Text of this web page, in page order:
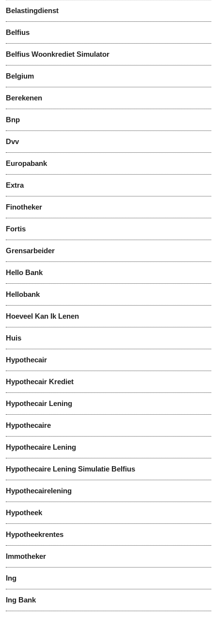
Belastingdienst
Belfius
Belfius Woonkrediet Simulator
Belgium
Berekenen
Bnp
Dvv
Europabank
Extra
Finotheker
Fortis
Grensarbeider
Hello Bank
Hellobank
Hoeveel Kan Ik Lenen
Huis
Hypothecair
Hypothecair Krediet
Hypothecair Lening
Hypothecaire
Hypothecaire Lening
Hypothecaire Lening Simulatie Belfius
Hypothecairelening
Hypotheek
Hypotheekrentes
Immotheker
Ing
Ing Bank